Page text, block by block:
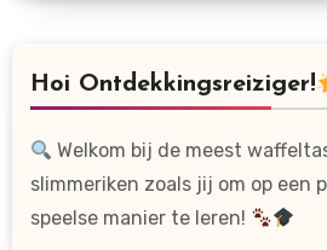
Hoi Ontdekkingsreiziger!
Welkom bij de meest
slimmeriken zoals jij om op een
speelse manier te leren!